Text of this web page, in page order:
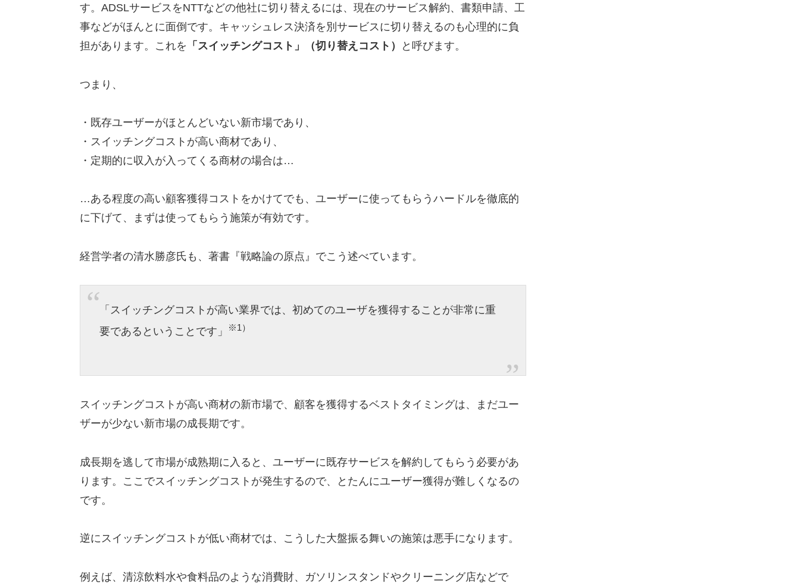
す。ADSLサービスをNTTなどの他社に切り替えるには、現在のサービス解約、書類申請、工
事などがほんとに面倒です。キャッシュレス決済を別サービスに切り替えるのも心理的に負
担があります。これを 「スイッチングコスト」（切り替えコスト） と呼びます。
つまり、
・既存ユーザーがほとんどいない新市場であり、
・スイッチングコストが高い商材であり、
・定期的に収入が入ってくる商材の場合は…
…ある程度の高い顧客獲得コストをかけてでも、ユーザーに使ってもらうハードルを徹底的
に下げて、まずは使ってもらう施策が有効です。
経営学者の清水勝彦氏も、著書『戦略論の原点』でこう述べています。
「スイッチングコストが高い業界では、初めてのユーザを獲得することが非常に重
要であるということです」
※1）
スイッチングコストが高い商材の新市場で、顧客を獲得するベストタイミングは、まだユー
ザーが少ない新市場の成長期です。
成長期を逃して市場が成熟期に入ると、ユーザーに既存サービスを解約してもらう必要があ
ります。ここでスイッチングコストが発生するので、とたんにユーザー獲得が難しくなるの
です。
逆にスイッチングコストが低い商材では、こうした大盤振る舞いの施策は悪手になります。
例えば、清涼飲料水や食料品のような消費財、ガソリンスタンドやクリーニング店などで